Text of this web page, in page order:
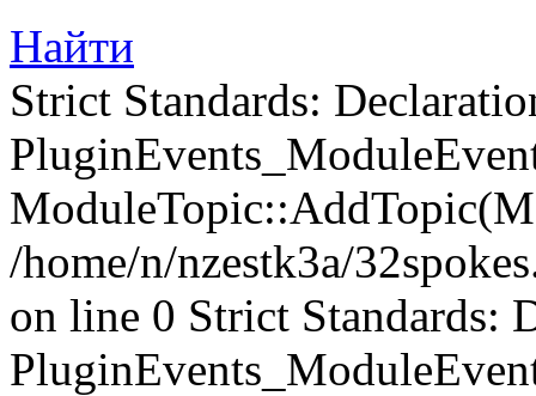
Найти
Strict Standards:
/home/n/nzestk3a/
on line 0 Strict Standards: